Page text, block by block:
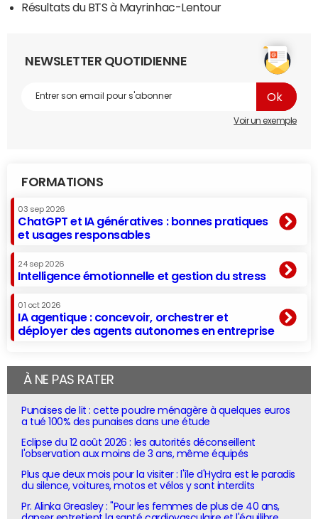
Résultats du BTS à Mayrinhac-Lentour
NEWSLETTER QUOTIDIENNE
Voir un exemple
FORMATIONS
03 sep 2026
ChatGPT et IA génératives : bonnes pratiques
et usages responsables
24 sep 2026
Intelligence émotionnelle et gestion du stress
01 oct 2026
IA agentique : concevoir, orchestrer et
déployer des agents autonomes en entreprise
À NE PAS RATER
Punaises de lit : cette poudre ménagère à quelques euros
a tué 100% des punaises dans une étude
Eclipse du 12 août 2026 : les autorités déconseillent
l'observation aux moins de 3 ans, même équipés
Plus que deux mois pour la visiter : l'île d'Hydra est le paradis
du silence, voitures, motos et vélos y sont interdits
Pr. Alinka Greasley : "Pour les femmes de plus de 40 ans,